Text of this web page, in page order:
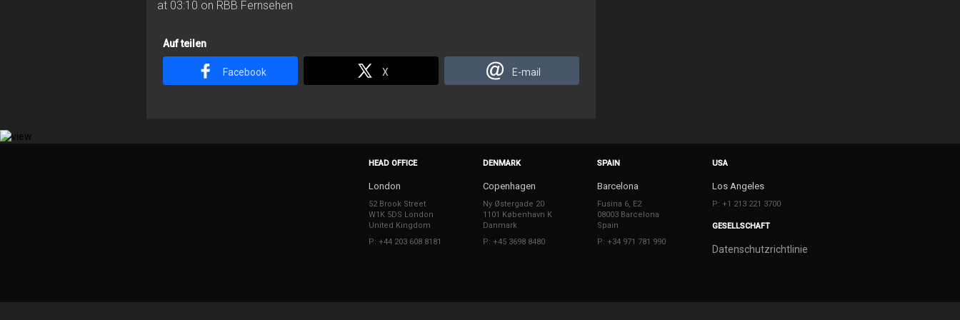
at 03:10 on RBB Fernsehen
Auf teilen
Facebook X E-mail
HEAD OFFICE
London
52 Brook Street
W1K 5DS London
United Kingdom
P: +44 203 608 8181
DENMARK
Copenhagen
Ny Østergade 20
1101 København K
Danmark
P: +45 3698 8480
SPAIN
Barcelona
Fusina 6, E2
08003 Barcelona
Spain
P: +34 971 781 990
USA
Los Angeles
P: +1 213 221 3700
GESELLSCHAFT
Datenschutzrichtlinie